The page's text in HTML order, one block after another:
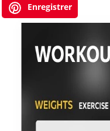
Enregistrer
Spécifications
Communauté
Statistiques d’utilisation